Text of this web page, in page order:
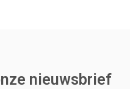
nieuwsbrief